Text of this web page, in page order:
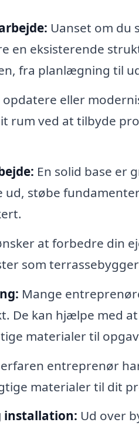
Uanset om du
en eksisterende
fra planlægning til
eller
rum ved at tilbyde
En solid base er
ud, støbe
at forbedre din
som
Mange
De kan hjælpe med
materialer til
erfaren entreprenør
materialer til dit
installation: Ud over